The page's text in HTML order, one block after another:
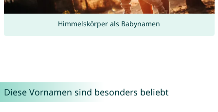
Himmelskörper als Babynamen
Diese Vornamen sind besonders beliebt